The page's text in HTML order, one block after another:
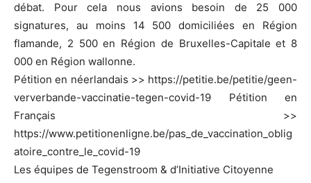
débat. Pour cela nous avions besoin de 25 000
signatures, au moins 14 500 domiciliées en Région
flamande, 2 500 en Région de Bruxelles-Capitale et 8
000 en Région wallonne.
Pétition en néerlandais >> https://petitie.be/petitie/geen-
ververbande-vaccinatie-tegen-covid-19 Pétition en
Français >>
https://www.petitionenligne.be/pas_de_vaccination_oblig
atoire_contre_le_covid-19
Les équipes de Tegenstroom & d’Initiative Citoyenne